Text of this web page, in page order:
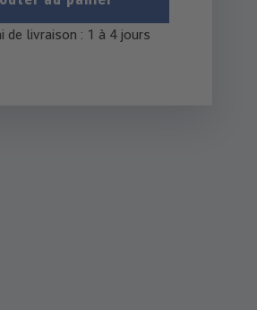
de livraison : 1 à 4 jours